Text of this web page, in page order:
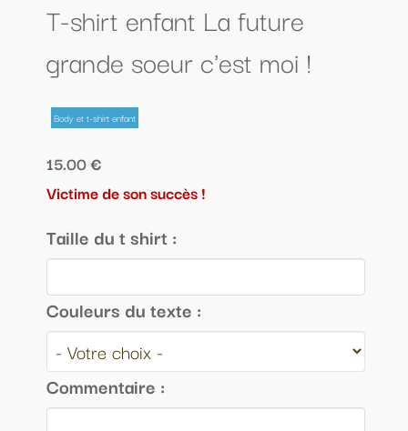
T-shirt enfant La future
grande soeur c'est moi !
Body et t-shirt enfant
15.00 €
Victime de son succès !
Taille du t shirt :
Couleurs du texte :
Commentaire :